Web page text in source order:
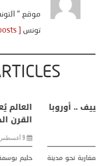
موقع "
تونس
خليفة بن سالم يكتب:
في مواجهة حصار
خليفة بن سالم أثارت موجة